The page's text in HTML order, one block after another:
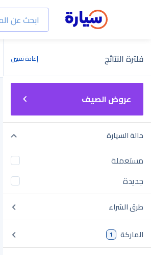
فلترة النتائج إعادة تعيين
عروض الصيف
حالة السيارة
مستعملة
جديدة
طرق الشراء
الماركة 1